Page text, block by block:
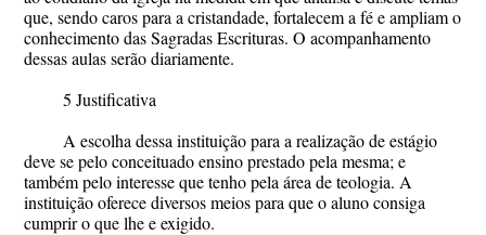
que, sendo caros para a cristandade, fortalecem a fé e ampliam o
conhecimento das Sagradas Escrituras. O acompanhamento
dessas aulas serão diariamente.
5 Justificativa
A escolha dessa instituição para a realização de estágio
deve se pelo conceituado ensino prestado pela mesma; e
também pelo interesse que tenho pela área de teologia. A
instituição oferece diversos meios para que o aluno consiga
cumprir o que lhe e exigido.